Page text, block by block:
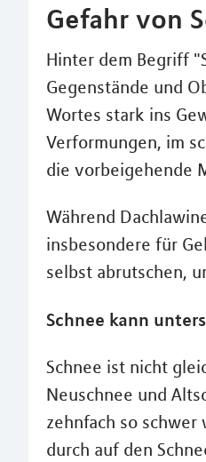
Gefahr von
Hinter dem Begriff
Gegenstände und
Wortes stark ins
Verformungen, im
die vorbeigehende
Während
insbesondere für
selbst abrutschen,
Schnee kann
Schnee ist nicht
Neuschnee und
zehnfach so schwer
durch auf den